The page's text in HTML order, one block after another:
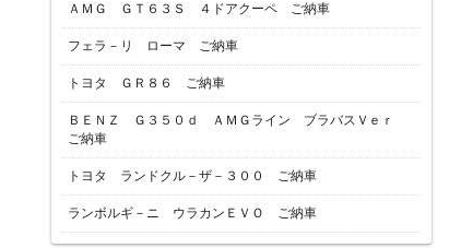
ＡＭＧ ＧＴ６３Ｓ ４ドアクーペ ご納車
フェラ－リ ローマ ご納車
トヨタ ＧＲ８６ ご納車
ＢＥＮＺ Ｇ３５０ｄ ＡＭＧライン ブラバスＶｅｒ
ご納車
トヨタ ランドクル－ザ－３００ ご納車
ランボルギ－ニ ウラカンＥＶＯ ご納車